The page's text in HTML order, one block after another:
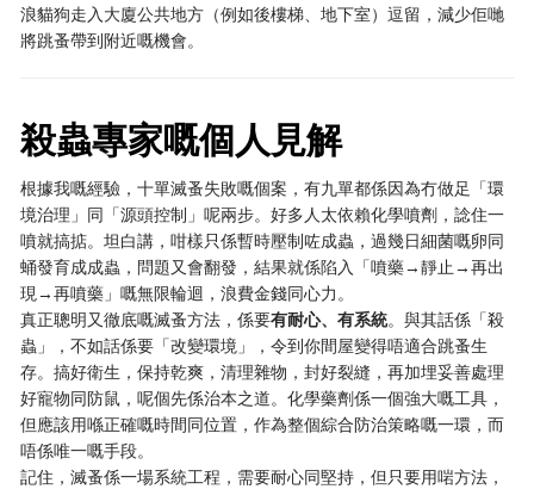
浪貓狗走入大廈公共地方（例如後樓梯、地下室）逗留，減少佢哋
將跳蚤帶到附近嘅機會。
殺蟲專家嘅個人見解
根據我嘅經驗，十單滅蚤失敗嘅個案，有九單都係因為冇做足「環
境治理」同「源頭控制」呢兩步。好多人太依賴化學噴劑，諗住一
噴就搞掂。坦白講，咁樣只係暫時壓制咗成蟲，過幾日細菌嘅卵同
蛹發育成成蟲，問題又會翻發，結果就係陷入「噴藥→靜止→再出
現→再噴藥」嘅無限輪迴，浪費金錢同心力。
真正聰明又徹底嘅滅蚤方法，係要有耐心、有系統。與其話係「殺
蟲」，不如話係要「改變環境」，令到你間屋變得唔適合跳蚤生
存。搞好衛生，保持乾爽，清理雜物，封好裂縫，再加埋妥善處理
好寵物同防鼠，呢個先係治本之道。化學藥劑係一個強大嘅工具，
但應該用喺正確嘅時間同位置，作為整個綜合防治策略嘅一環，而
唔係唯一嘅手段。
記住，滅蚤係一場系統工程，需要耐心同堅持，但只要用啱方法，